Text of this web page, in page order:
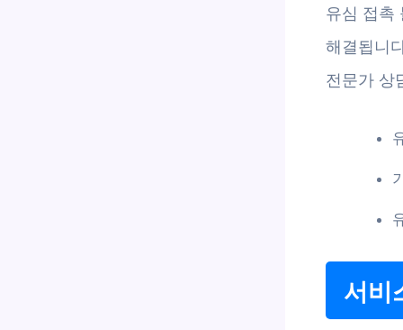
유심 접촉
해결됩니
전문가 상
서비